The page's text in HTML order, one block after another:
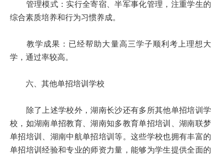
管理模式：实行全寄宿、半军事化管理，注重学生的
综合素质培养和行为习惯养成。
教学成果：已经帮助大量高三学子顺利考上理想大
学，通过率较高。
六、其他单招培训学校
除了上述学校外，湖南长沙还有多所其他单招培训学
校，如湖南单招教育、湖南知多教育单招培训、湖南联梦
单招培训、湖南中航单招培训等。这些学校也拥有丰富的
单招培训经验和专业的师资力量，能够为学生提供全面的